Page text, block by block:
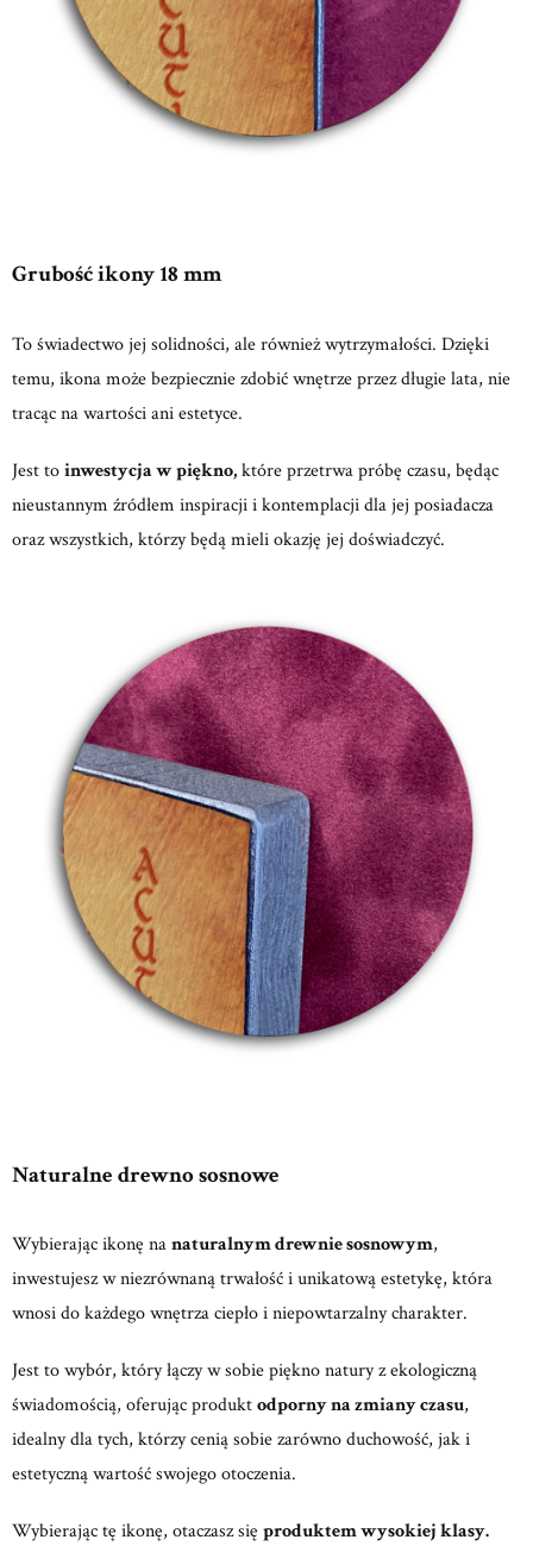
Grubość ikony 18 mm
To świadectwo jej solidności, ale również wytrzymałości. Dzięki
temu, ikona może bezpiecznie zdobić wnętrze przez długie lata, nie
tracąc na wartości ani estetyce.
Jest toinwestycja w piękno,które przetrwa próbę czasu, będąc
nieustannym źródłem inspiracji i kontemplacji dla jej posiadacza
oraz wszystkich, którzy będą mieli okazję jej doświadczyć.
Naturalne drewno sosnowe
Wybierając ikonę nanaturalnym drewnie sosnowym,
inwestujesz w niezrównaną trwałość i unikatową estetykę, która
wnosi do każdego wnętrza ciepło i niepowtarzalny charakter.
Jest to wybór, który łączy w sobie piękno natury z ekologiczną
świadomością, oferując produktodporny na zmiany czasu,
idealny dla tych, którzy cenią sobie zarówno duchowość, jak i
estetyczną wartość swojego otoczenia.
Wybierając tę ikonę, otaczasz się produktem wysokiej klasy.